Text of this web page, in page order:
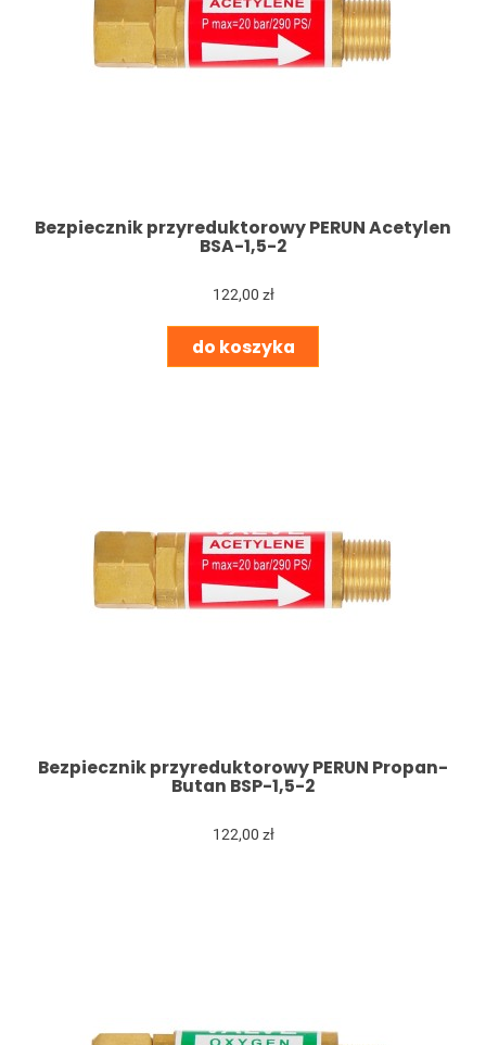
Bezpiecznik przyreduktorowy PERUN Acetylen
BSA-1,5-2
122,00 zł
do koszyka
Bezpiecznik przyreduktorowy PERUN Propan-
Butan BSP-1,5-2
122,00 zł